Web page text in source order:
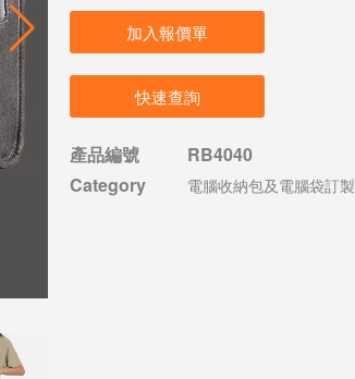
加入報價單
快速查詢
產品編號
RB4040
Category
電腦收納包及電腦袋訂製